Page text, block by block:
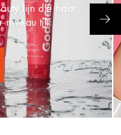
lijn die haar
niveau tilt.